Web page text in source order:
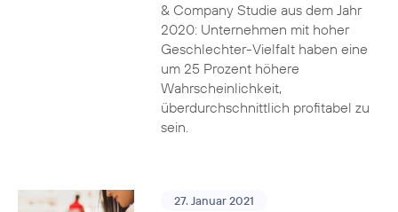
& Company Studie aus dem Jahr
2020: Unternehmen mit hoher
Geschlechter-Vielfalt haben eine
um 25 Prozent höhere
Wahrscheinlichkeit,
überdurchschnittlich profitabel zu
sein.
27. Januar 2021